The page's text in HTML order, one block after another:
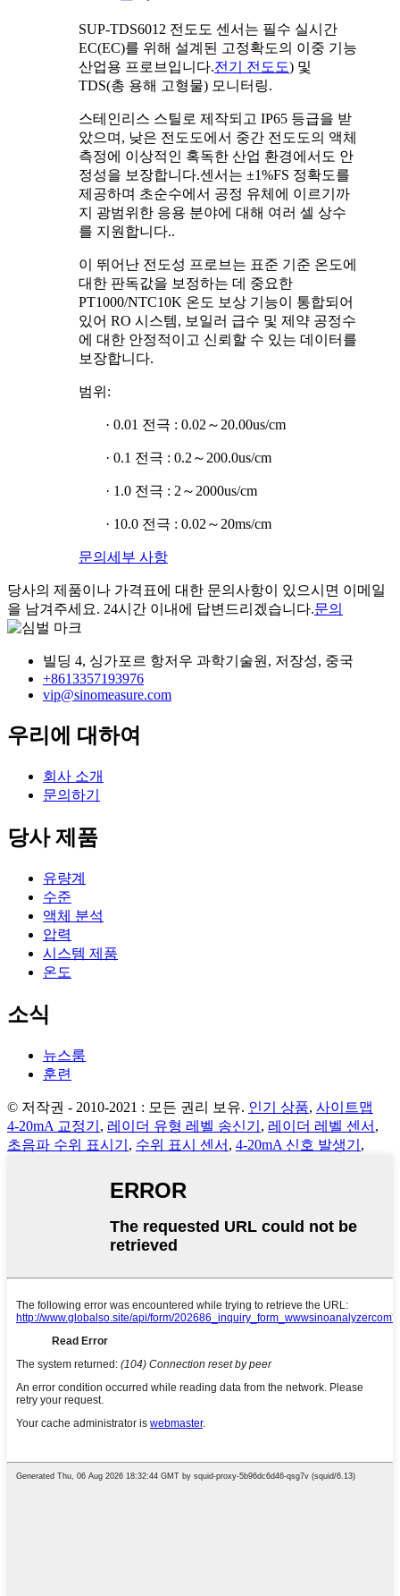
SUP-TDS6012 전도도 센서는 필수 실시간
EC(EC)를 위해 설계된 고정확도의 이중 기능
산업용 프로브입니다.전기 전도도) 및
TDS(총 용해 고형물) 모니터링.
스테인리스 스틸로 제작되고 IP65 등급을 받
았으며, 낮은 전도도에서 중간 전도도의 액체
측정에 이상적인 혹독한 산업 환경에서도 안
정성을 보장합니다.센서는 ±1%FS 정확도를
제공하며 초순수에서 공정 유체에 이르기까
지 광범위한 응용 분야에 대해 여러 셀 상수
를 지원합니다..
이 뛰어난 전도성 프로브는 표준 기준 온도에
대한 판독값을 보정하는 데 중요한
PT1000/NTC10K 온도 보상 기능이 통합되어
있어 RO 시스템, 보일러 급수 및 제약 공정수
에 대한 안정적이고 신뢰할 수 있는 데이터를
보장합니다.
범위:
· 0.01 전극 : 0.02～20.00us/cm
· 0.1 전극 : 0.2～200.0us/cm
· 1.0 전극 : 2～2000us/cm
· 10.0 전극 : 0.02～20ms/cm
문의 세부 사항
당사의 제품이나 가격표에 대한 문의사항이 있으시면 이메일
을 남겨주세요. 24시간 이내에 답변드리겠습니다.문의
빌딩 4, 싱가포르 항저우 과학기술원, 저장성, 중국
+8613357193976
vip@sinomeasure.com
우리에 대하여
회사 소개
문의하기
당사 제품
유량계
수준
액체 분석
압력
시스템 제품
온도
소식
뉴스룸
훈련
© 저작권 - 2010-2021 : 모든 권리 보유. 인기 상품, 사이트맵
4-20mA 교정기 , 레이더 유형 레벨 송신기 , 레이더 레벨 센서 ,
초음파 수위 표시기 , 수위 표시 센서 , 4-20mA 신호 발생기 ,